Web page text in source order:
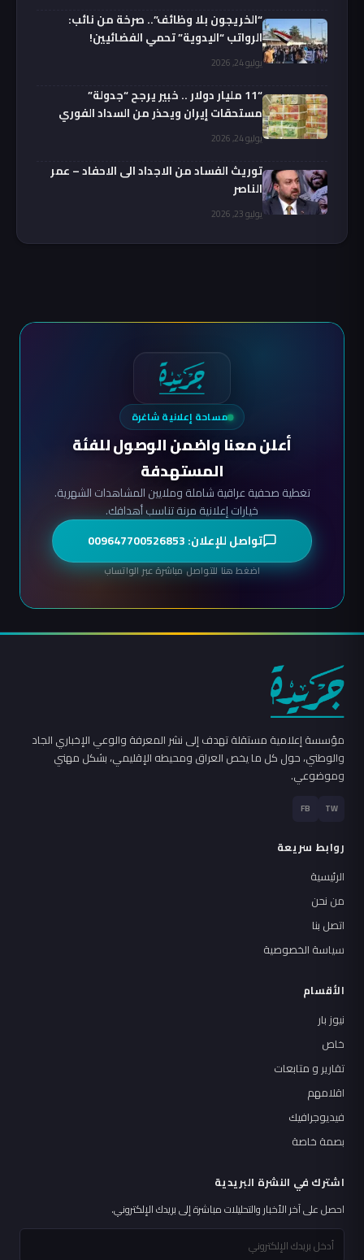
“الخريجون بلا وظائف”.. صرخة من نائب:
الرواتب “اليدوية” تحمي الفضائيين!
يوليو 24, 2026
“11 مليار دولار .. خبير يرجح “جدولة”
مستحقات إيران ويحذر من السداد الفوري
يوليو 24, 2026
توريث الفساد من الاجداد الى الاحفاد – عمر
الناصر
يوليو 23, 2026
مساحة إعلانية شاغرة
أعلن معنا واضمن الوصول للفئة
المستهدفة
تغطية صحفية عراقية شاملة وملايين المشاهدات الشهرية.
خيارات إعلانية مرنة تناسب أهدافك.
تواصل للإعلان: 009647700526853
اضغط هنا للتواصل مباشرة عبر الواتساب
مؤسسة إعلامية مستقلة تهدف إلى نشر المعرفة والوعي الإخباري الجاد
والوطني، حول كل ما يخص العراق ومحيطه الإقليمي، بشكل مهني
وموضوعي.
TW
FB
روابط سريعة
الرئيسية
من نحن
اتصل بنا
سياسة الخصوصية
الأقسام
نيوز بار
خاص
تقارير و متابعات
اقلامهم
فيديوجرافيك
بصمة خاصة
اشترك في النشرة البريدية
احصل على آخر الأخبار والتحليلات مباشرة إلى بريدك الإلكتروني.